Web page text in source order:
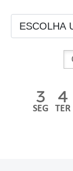
3
SEG
4
TER